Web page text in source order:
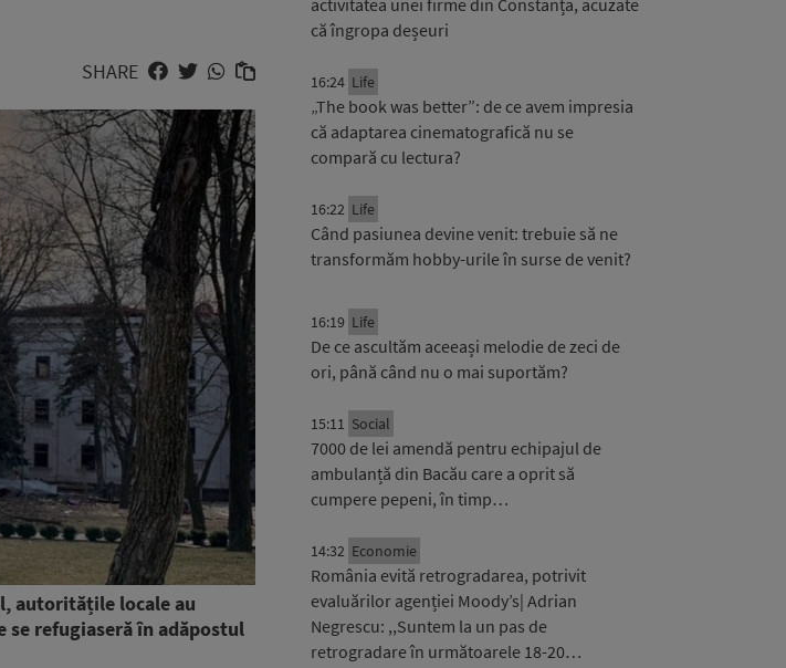
SHARE
autoritățile locale au
se refugiaseră în adăpostul
activitatea unei firme din Constanța, acuzate
că îngropa deșeuri
16:24 Life
„The book was better”: de ce avem impresia
că adaptarea cinematografică nu se
compară cu lectura?
16:22 Life
Când pasiunea devine venit: trebuie să ne
transformăm hobby-urile în surse de venit?
16:19 Life
De ce ascultăm aceeași melodie de zeci de
ori, până când nu o mai suportăm?
15:11 Social
7000 de lei amendă pentru echipajul de
ambulanță din Bacău care a oprit să
cumpere pepeni, în timp…
14:32 Economie
România evită retrogradarea, potrivit
evaluărilor agenției Moody’s| Adrian
Negrescu: ,,Suntem la un pas de
retrogradare în următoarele 18-20…